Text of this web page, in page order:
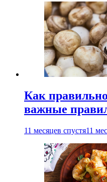
Как
важные
11 месяцев спустя11